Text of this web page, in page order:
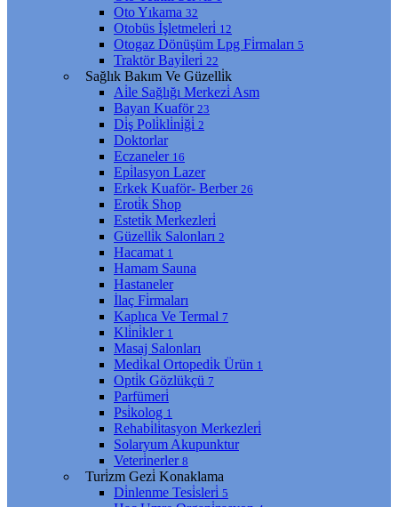
Oto Yıkama 32
Otobüs İşletmeleri̇ 12
Otogaz Dönüşüm Lpg Fi̇rmaları 5
Traktör Bayi̇leri̇ 22
Sağlık Bakım Ve Güzelli̇k
Ai̇le Sağlığı Merkezi̇ Asm
Bayan Kuaför 23
Di̇ş Poli̇kli̇ni̇ği̇ 2
Doktorlar
Eczaneler 16
Epi̇lasyon Lazer
Erkek Kuaför- Berber 26
Eroti̇k Shop
Esteti̇k Merkezleri̇
Güzelli̇k Salonları 2
Hacamat 1
Hamam Sauna
Hastaneler
İlaç Fi̇rmaları
Kaplıca Ve Termal 7
Kli̇ni̇kler 1
Masaj Salonları
Medi̇kal Ortopedi̇k Ürün 1
Opti̇k Gözlükçü 7
Parfümeri̇
Psi̇kolog 1
Rehabi̇li̇tasyon Merkezleri̇
Solaryum Akupunktur
Veteri̇nerler 8
Turi̇zm Gezi̇ Konaklama
Di̇nlenme Tesi̇sleri̇ 5